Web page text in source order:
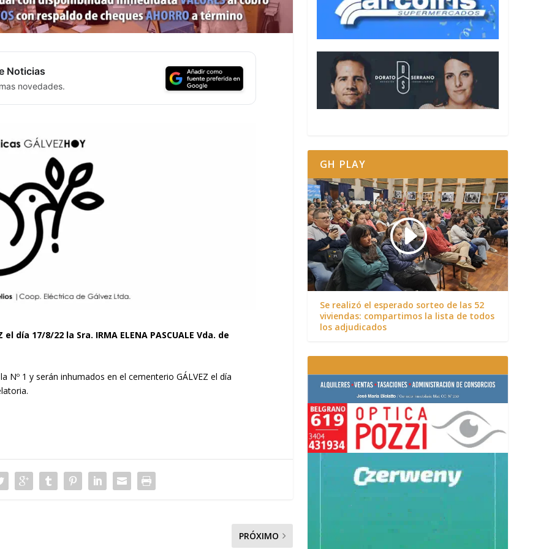
Noticias
novedades.
día 17/8/22 la Sra. IRMA ELENA PASCUALE Vda. de
Nº 1 y serán inhumados en el cementerio GÁLVEZ el día
PRÓXIMO
GH PLAY
Se realizó el esperado sorteo de las 52
viviendas: compartimos la lista de todos
los adjudicados